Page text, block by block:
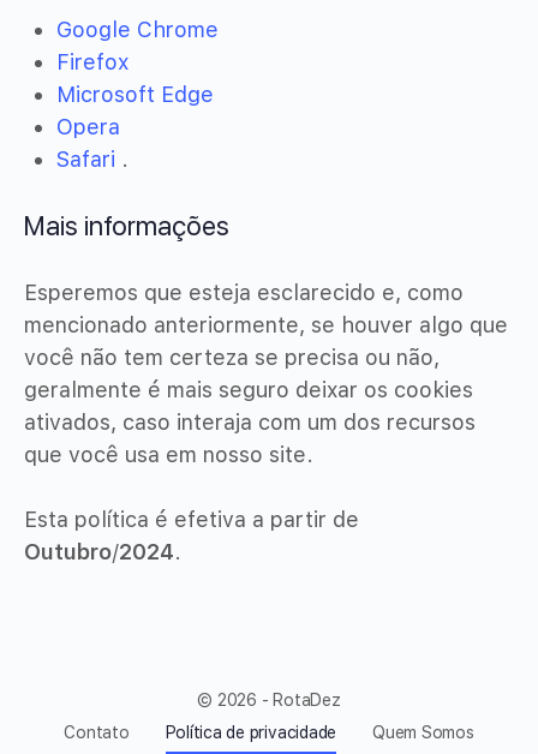
Google Chrome
Firefox
Microsoft Edge
Opera
Safari .
Mais informações
Esperemos que esteja esclarecido e, como
mencionado anteriormente, se houver algo que
você não tem certeza se precisa ou não,
geralmente é mais seguro deixar os cookies
ativados, caso interaja com um dos recursos
que você usa em nosso site.
Esta política é efetiva a partir de
Outubro/2024.
© 2026 - RotaDez
Contato
Política de privacidade Quem Somos